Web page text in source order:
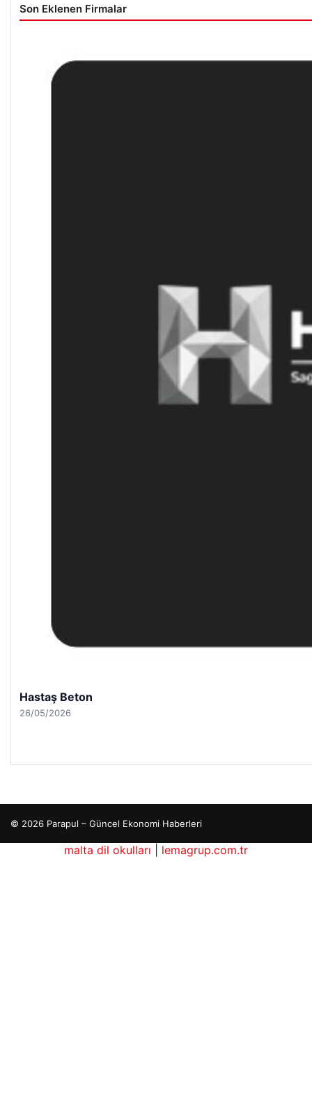
Son Eklenen Firmalar
Hastaş Beton
26/05/2026
© 2026 Parapul – Güncel Ekonomi Haberleri
malta dil okulları
lemagrup.com.tr